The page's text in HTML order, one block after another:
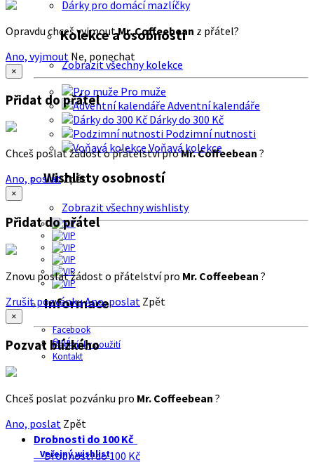
Dárky pro domácí mazlíčky
Kolekce a osobnosti
Zobrazit všechny kolekce
Pro muže
Adventní kalendáře
Dárky do 300 Kč
Podzimní nutnosti
Voňavá kolekce
Wishlisty osobností
Zobrazit všechny wishlisty
Informace
Facebook
O nás
Podmínky použití
Kontakt
Opravdu chceš vyjmoutMr. Coffeebean z přátel?
Ano, vyjmout Ne, ponechat
×
Přidat do přátel
Chceš poslat žádost o přátelství proMr. Coffeebean ?
Ano, poslatZpět
×
Přidat do přátel
Znovu poslat žádost o přátelství pro Mr. Coffeebean ?
Zrušit pozvánkuAno, poslat Zpět
×
Pozvat blízkého
Chceš poslat pozvánku pro Mr. Coffeebean ?
Ano, poslat Zpět
Drobnosti do 100 Kč
Veřejný wishlist
Drobnosti do 100 Kč